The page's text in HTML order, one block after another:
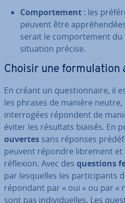
Com­por­te­ment : les
peuvent être
serait le com­por­te­ment
situation précise.
Choisir une for­mu­la­tion
En créant un ques­tion­naire, il
les phrases de manière
in­ter­ro­gées répondent de
éviter les résultats biaisés. En
ouvertes sans réponses
peuvent répondre librement et
réflexion. Avec des questions
par les­quelles les par­ti­ci­pants
répondant par « oui » ou par «
sont pas in­di­vi­duelles. Les